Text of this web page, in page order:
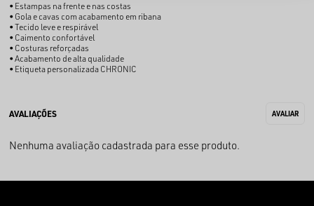
• Estampas na frente e nas costas
• Gola e cavas com acabamento em ribana
• Tecido leve e respirável
• Caimento confortável
• Costuras reforçadas
• Acabamento de alta qualidade
• Etiqueta personalizada CHRONIC
Nenhuma avaliação cadastrada para esse produto.